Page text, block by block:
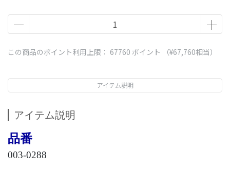
この商品のポイント利用上限： 67760 ポイント （¥67,760相当）
アイテム説明
アイテム説明
品番
003-0288